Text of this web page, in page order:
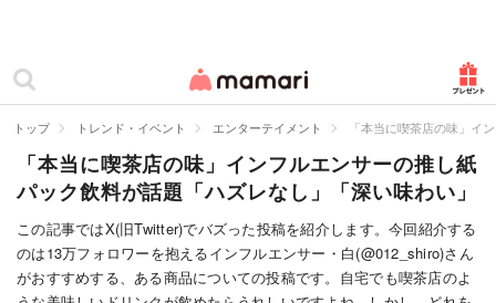
ママリ
カテゴリー一覧
妊娠
出産
赤ちゃん・育児
トップ トレンド・イベント エンターテイメント 「本当に喫茶店の味」イ
「本当に喫茶店の味」インフルエンサーの推し紙
パック飲料が話題「ハズレなし」「深い味わい」
この記事ではX(旧Twitter)でバズった投稿を紹介します。今回紹介する
のは13万フォロワーを抱えるインフルエンサー・白(@012_shiro)さん
がおすすめする、ある商品についての投稿です。自宅でも喫茶店のよ